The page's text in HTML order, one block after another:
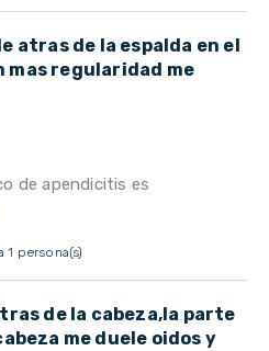
atras de la espalda en el
mas regularidad me
de apendicitis es
1 persona(s)
de la cabeza,la parte
me duele oidos y